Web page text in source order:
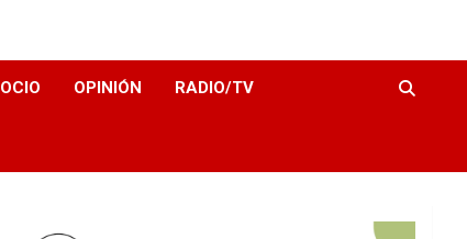
OCIO OPINIÓN RADIO/TV